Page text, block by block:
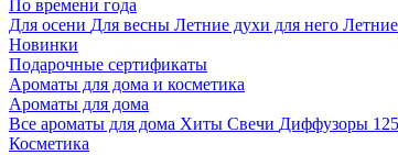
По времени года
Для осени Для весны Летние духи для него
Новинки
Подарочные сертификаты
Ароматы для дома и косметика
Ароматы для дома
Все ароматы для дома Хиты Свечи Диффузоры
Косметика